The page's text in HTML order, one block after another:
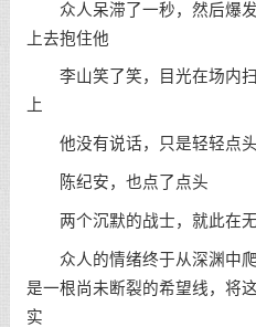
众人呆滞了一秒，然后爆发
上去抱住他
李山笑了笑，目光在场内扫
上
他没有说话，只是轻轻点头
陈纪安，也点了点头
两个沉默的战士，就此在无
众人的情绪终于从深渊中爬
是一根尚未断裂的希望线，将
实